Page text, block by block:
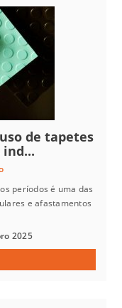
de tapetes
períodos é uma das
e afastamentos
2025